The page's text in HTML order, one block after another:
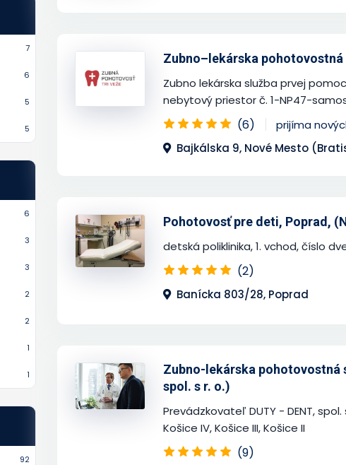
7
6
5
5
6
3
3
2
2
1
1
92
Zubno–lekárska pohotovostná
Zubno lekárska služba prvej
nebytový priestor č. 1-NP47-
(6)
prijíma
Bajkálska 9, Nové Mesto
Pohotovosť pre deti, Poprad,
detská poliklinika, 1. vchod, číslo
(2)
Banícka 803/28, Poprad
Zubno-lekárska pohotovostná
spol. s r. o.)
Prevádzkovateľ DUTY - DENT,
Košice IV, Košice III, Košice II
(9)